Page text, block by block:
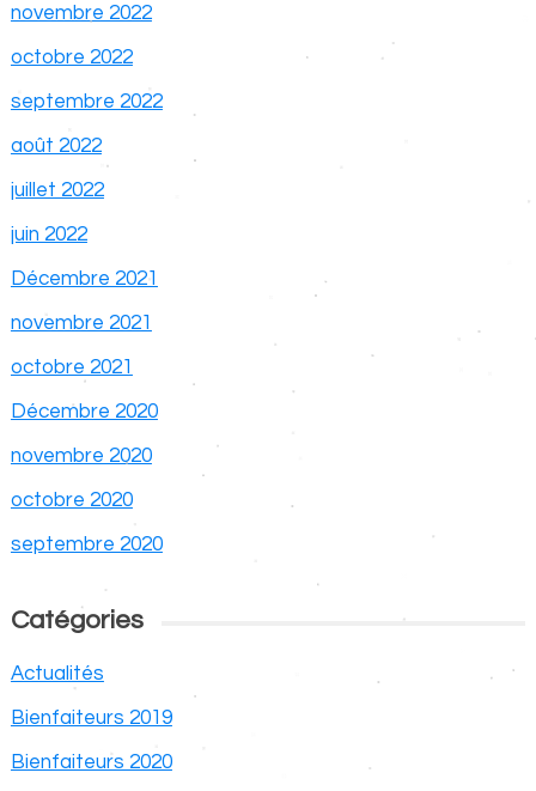
novembre 2022
octobre 2022
septembre 2022
août 2022
juillet 2022
juin 2022
Décembre 2021
novembre 2021
octobre 2021
Décembre 2020
novembre 2020
octobre 2020
septembre 2020
Catégories
Actualités
Bienfaiteurs 2019
Bienfaiteurs 2020